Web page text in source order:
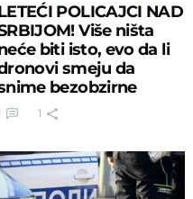
POLICAJCI NAD
Više ništa
biti isto, evo da li
smeju da
bezobzirne
1